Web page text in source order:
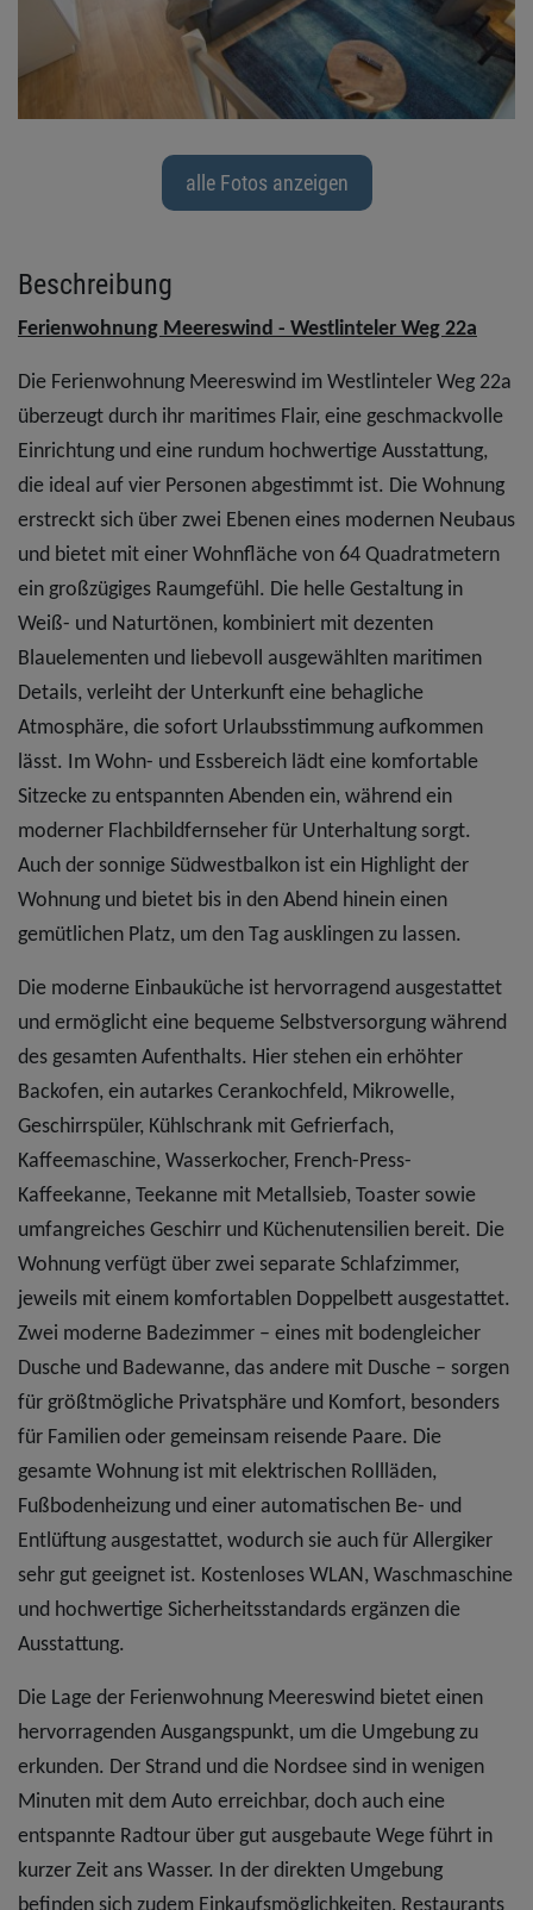
alle Fotos anzeigen
Beschreibung
Ferienwohnung Meereswind - Westlinteler Weg 22a
Die Ferienwohnung Meereswind im Westlinteler Weg 22a
überzeugt durch ihr maritimes Flair, eine geschmackvolle
Einrichtung und eine rundum hochwertige Ausstattung,
die ideal auf vier Personen abgestimmt ist. Die Wohnung
erstreckt sich über zwei Ebenen eines modernen Neubaus
und bietet mit einer Wohnfläche von 64 Quadratmetern
ein großzügiges Raumgefühl. Die helle Gestaltung in
Weiß- und Naturtönen, kombiniert mit dezenten
Blauelementen und liebevoll ausgewählten maritimen
Details, verleiht der Unterkunft eine behagliche
Atmosphäre, die sofort Urlaubsstimmung aufkommen
lässt. Im Wohn- und Essbereich lädt eine komfortable
Sitzecke zu entspannten Abenden ein, während ein
moderner Flachbildfernseher für Unterhaltung sorgt.
Auch der sonnige Südwestbalkon ist ein Highlight der
Wohnung und bietet bis in den Abend hinein einen
gemütlichen Platz, um den Tag ausklingen zu lassen.
Die moderne Einbauküche ist hervorragend ausgestattet
und ermöglicht eine bequeme Selbstversorgung während
des gesamten Aufenthalts. Hier stehen ein erhöhter
Backofen, ein autarkes Cerankochfeld, Mikrowelle,
Geschirrspüler, Kühlschrank mit Gefrierfach,
Kaffeemaschine, Wasserkocher, French-Press-
Kaffeekanne, Teekanne mit Metallsieb, Toaster sowie
umfangreiches Geschirr und Küchenutensilien bereit. Die
Wohnung verfügt über zwei separate Schlafzimmer,
jeweils mit einem komfortablen Doppelbett ausgestattet.
Zwei moderne Badezimmer – eines mit bodengleicher
Dusche und Badewanne, das andere mit Dusche – sorgen
für größtmögliche Privatsphäre und Komfort, besonders
für Familien oder gemeinsam reisende Paare. Die
gesamte Wohnung ist mit elektrischen Rollläden,
Fußbodenheizung und einer automatischen Be- und
Entlüftung ausgestattet, wodurch sie auch für Allergiker
sehr gut geeignet ist. Kostenloses WLAN, Waschmaschine
und hochwertige Sicherheitsstandards ergänzen die
Ausstattung.
Die Lage der Ferienwohnung Meereswind bietet einen
hervorragenden Ausgangspunkt, um die Umgebung zu
erkunden. Der Strand und die Nordsee sind in wenigen
Minuten mit dem Auto erreichbar, doch auch eine
entspannte Radtour über gut ausgebaute Wege führt in
kurzer Zeit ans Wasser. In der direkten Umgebung
befinden sich zudem Einkaufsmöglichkeiten, Restaurants